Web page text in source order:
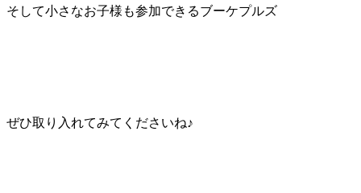
そして小さなお子様も参加できるブーケプルズ
ぜひ取り入れてみてくださいね♪